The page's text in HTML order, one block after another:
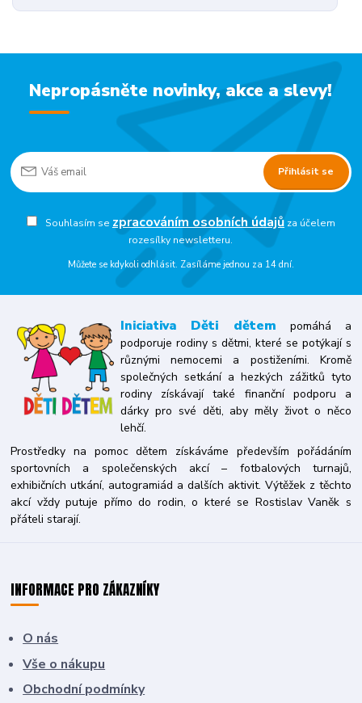
Nepropásněte novinky, akce a slevy!
Přihlásit se
Souhlasím se zpracováním osobních údajůza účelem
rozesílky newsletteru.
Můžete se kdykoli odhlásit. Zasíláme jednou za 14 dní.
Iniciativa Děti dětem pomáhá a
podporuje rodiny s dětmi, které se potýkají s
různými nemocemi a postiženími. Kromě
společných setkání a hezkých zážitků tyto
rodiny získávají také finanční podporu a
dárky pro své děti, aby měly život o něco
lehčí.
Prostředky na pomoc dětem získáváme především pořádáním
sportovních a společenských akcí – fotbalových turnajů,
exhibičních utkání, autogramiád a dalších aktivit. Výtěžek z těchto
akcí vždy putuje přímo do rodin, o které se Rostislav Vaněk s
přáteli starají.
INFORMACE PRO ZÁKAZNÍKY
O nás
Vše o nákupu
Obchodní podmínky